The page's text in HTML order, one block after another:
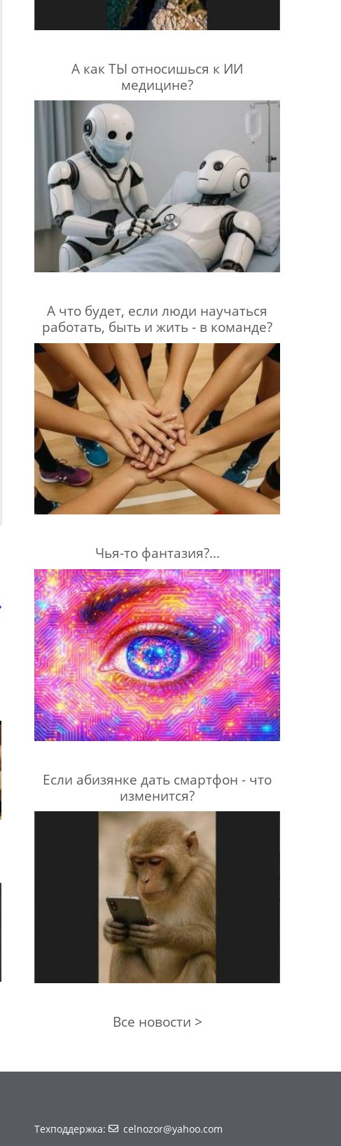
А как ТЫ относишься к ИИ
медицине?
А что будет, если люди научаться
работать, быть и жить - в команде?
Чья-то фантазия?...
Если абизянке дать смартфон - что
изменится?
Все новости >
Техподдержка: celnozor@yahoo.com